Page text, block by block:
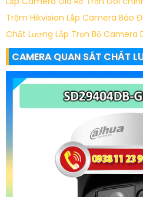
Trộm Hikvision Lắp Camera Báo
Chất Lượng Lắp Trọn Bộ Camera
CAMERA QUAN SÁT CHẤT